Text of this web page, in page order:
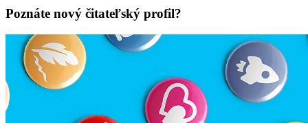
Poznáte nový čitateľský profil?